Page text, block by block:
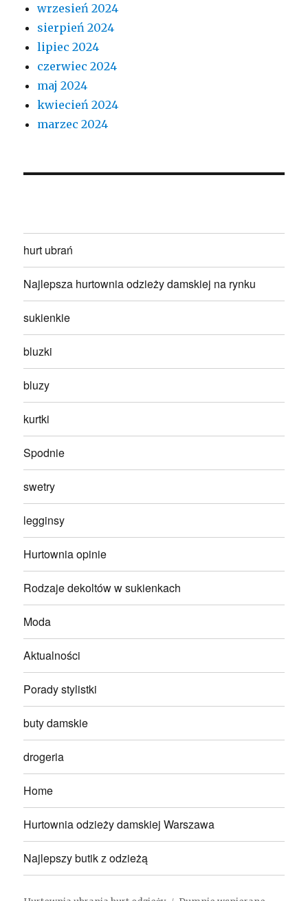
wrzesień 2024
sierpień 2024
lipiec 2024
czerwiec 2024
maj 2024
kwiecień 2024
marzec 2024
hurt ubrań
Najlepsza hurtownia odzieży damskiej na rynku
sukienkie
bluzki
bluzy
kurtki
Spodnie
swetry
legginsy
Hurtownia opinie
Rodzaje dekoltów w sukienkach
Moda
Aktualności
Porady stylistki
buty damskie
drogeria
Home
Hurtownia odzieży damskiej Warszawa
Najlepszy butik z odzieżą